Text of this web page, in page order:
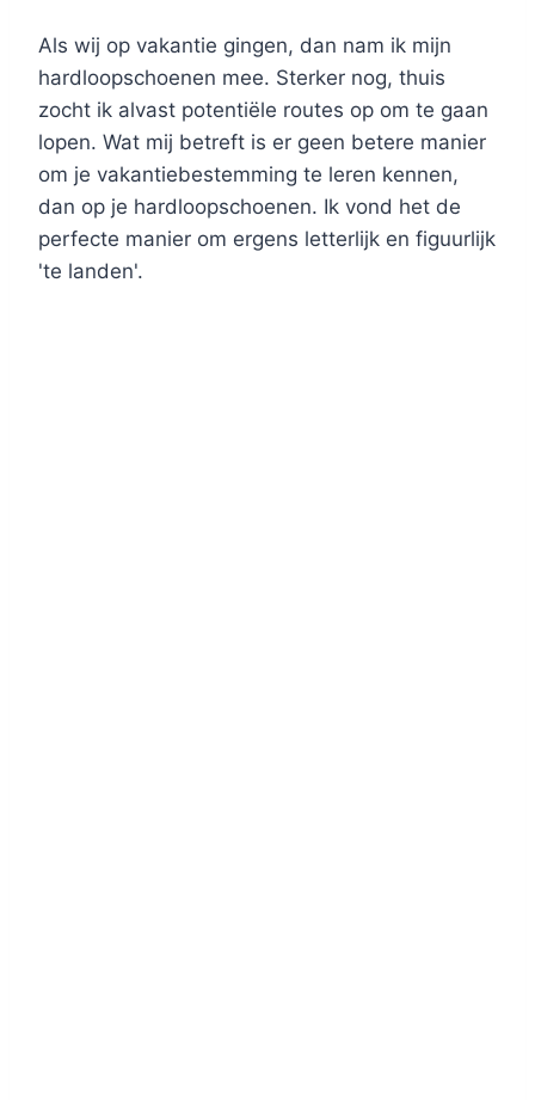
Als wij op vakantie gingen, dan nam ik mijn
hardloopschoenen mee. Sterker nog, thuis
zocht ik alvast potentiële routes op om te gaan
lopen. Wat mij betreft is er geen betere manier
om je vakantiebestemming te leren kennen,
dan op je hardloopschoenen. Ik vond het de
perfecte manier om ergens letterlijk en figuurlijk
'te landen'.